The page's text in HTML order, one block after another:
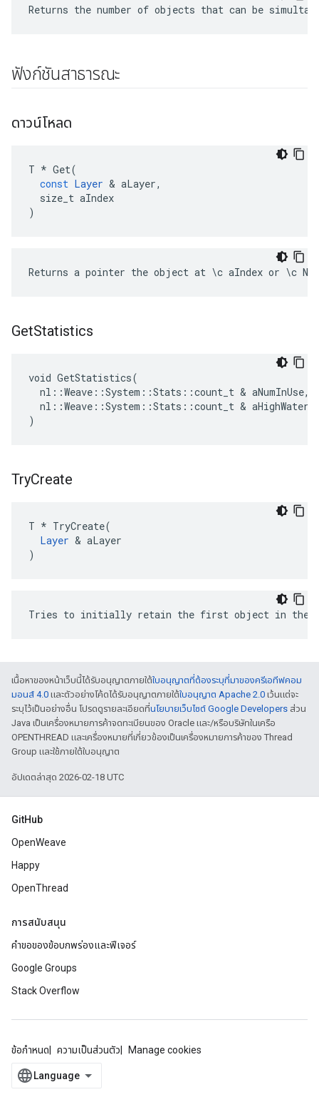
Returns the number of objects that can be
ฟังก์ชันสาธารณะ
ดาวน์โหลด
T * Get(
const Layer & aLayer,
size_t aIndex
)
Returns a pointer the object at \c aIndex or \c
GetStatistics
void GetStatistics(
  nl::Weave::System::Stats::count_t & aNumInUse,
nl::Weave::System::Stats::count_t &
)
TryCreate
T * TryCreate(
Layer & aLayer
)
Tries to initially retain the first object in the
เนื้อหาของหน้าเว็บนี้ได้รับอนุญาตภายใต้ใบอนุญาตที่ต้องระบุที่มาของครีเอทีฟคอม
มอนส์ 4.0 และตัวอย่างโค้ดได้รับอนุญาตภายใต้ใบอนุญาต Apache 2.0 เว้นแต่จะ
ระบุไว้เป็นอย่างอื่น โปรดดูรายละเอียดที่นโยบายเว็บไซต์ Google Developers ส่วน
Java เป็นเครื่องหมายการค้าจดทะเบียนของ Oracle และ/หรือบริษัทในเครือ
OPENTHREAD และเครื่องหมายที่เกี่ยวข้องเป็นเครื่องหมายการค้าของ Thread
Group และใช้ภายใต้ใบอนุญาต
อัปเดตล่าสุด 2026-02-18 UTC
GitHub
OpenWeave
Happy
OpenThread
การสนับสนุน
คำขอของข้อบกพร่องและฟีเจอร์
Google Groups
Stack Overflow
ข้อกำหนด ความเป็นส่วนตัว Manage cookies